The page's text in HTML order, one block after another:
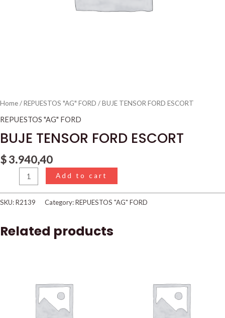
Home/REPUESTOS "AG" FORD / BUJE TENSOR FORD ESCORT
REPUESTOS "AG" FORD
BUJE TENSOR FORD ESCORT
$3.940,40
Add to cart
SKU:R2139 Category:REPUESTOS "AG" FORD
Related products